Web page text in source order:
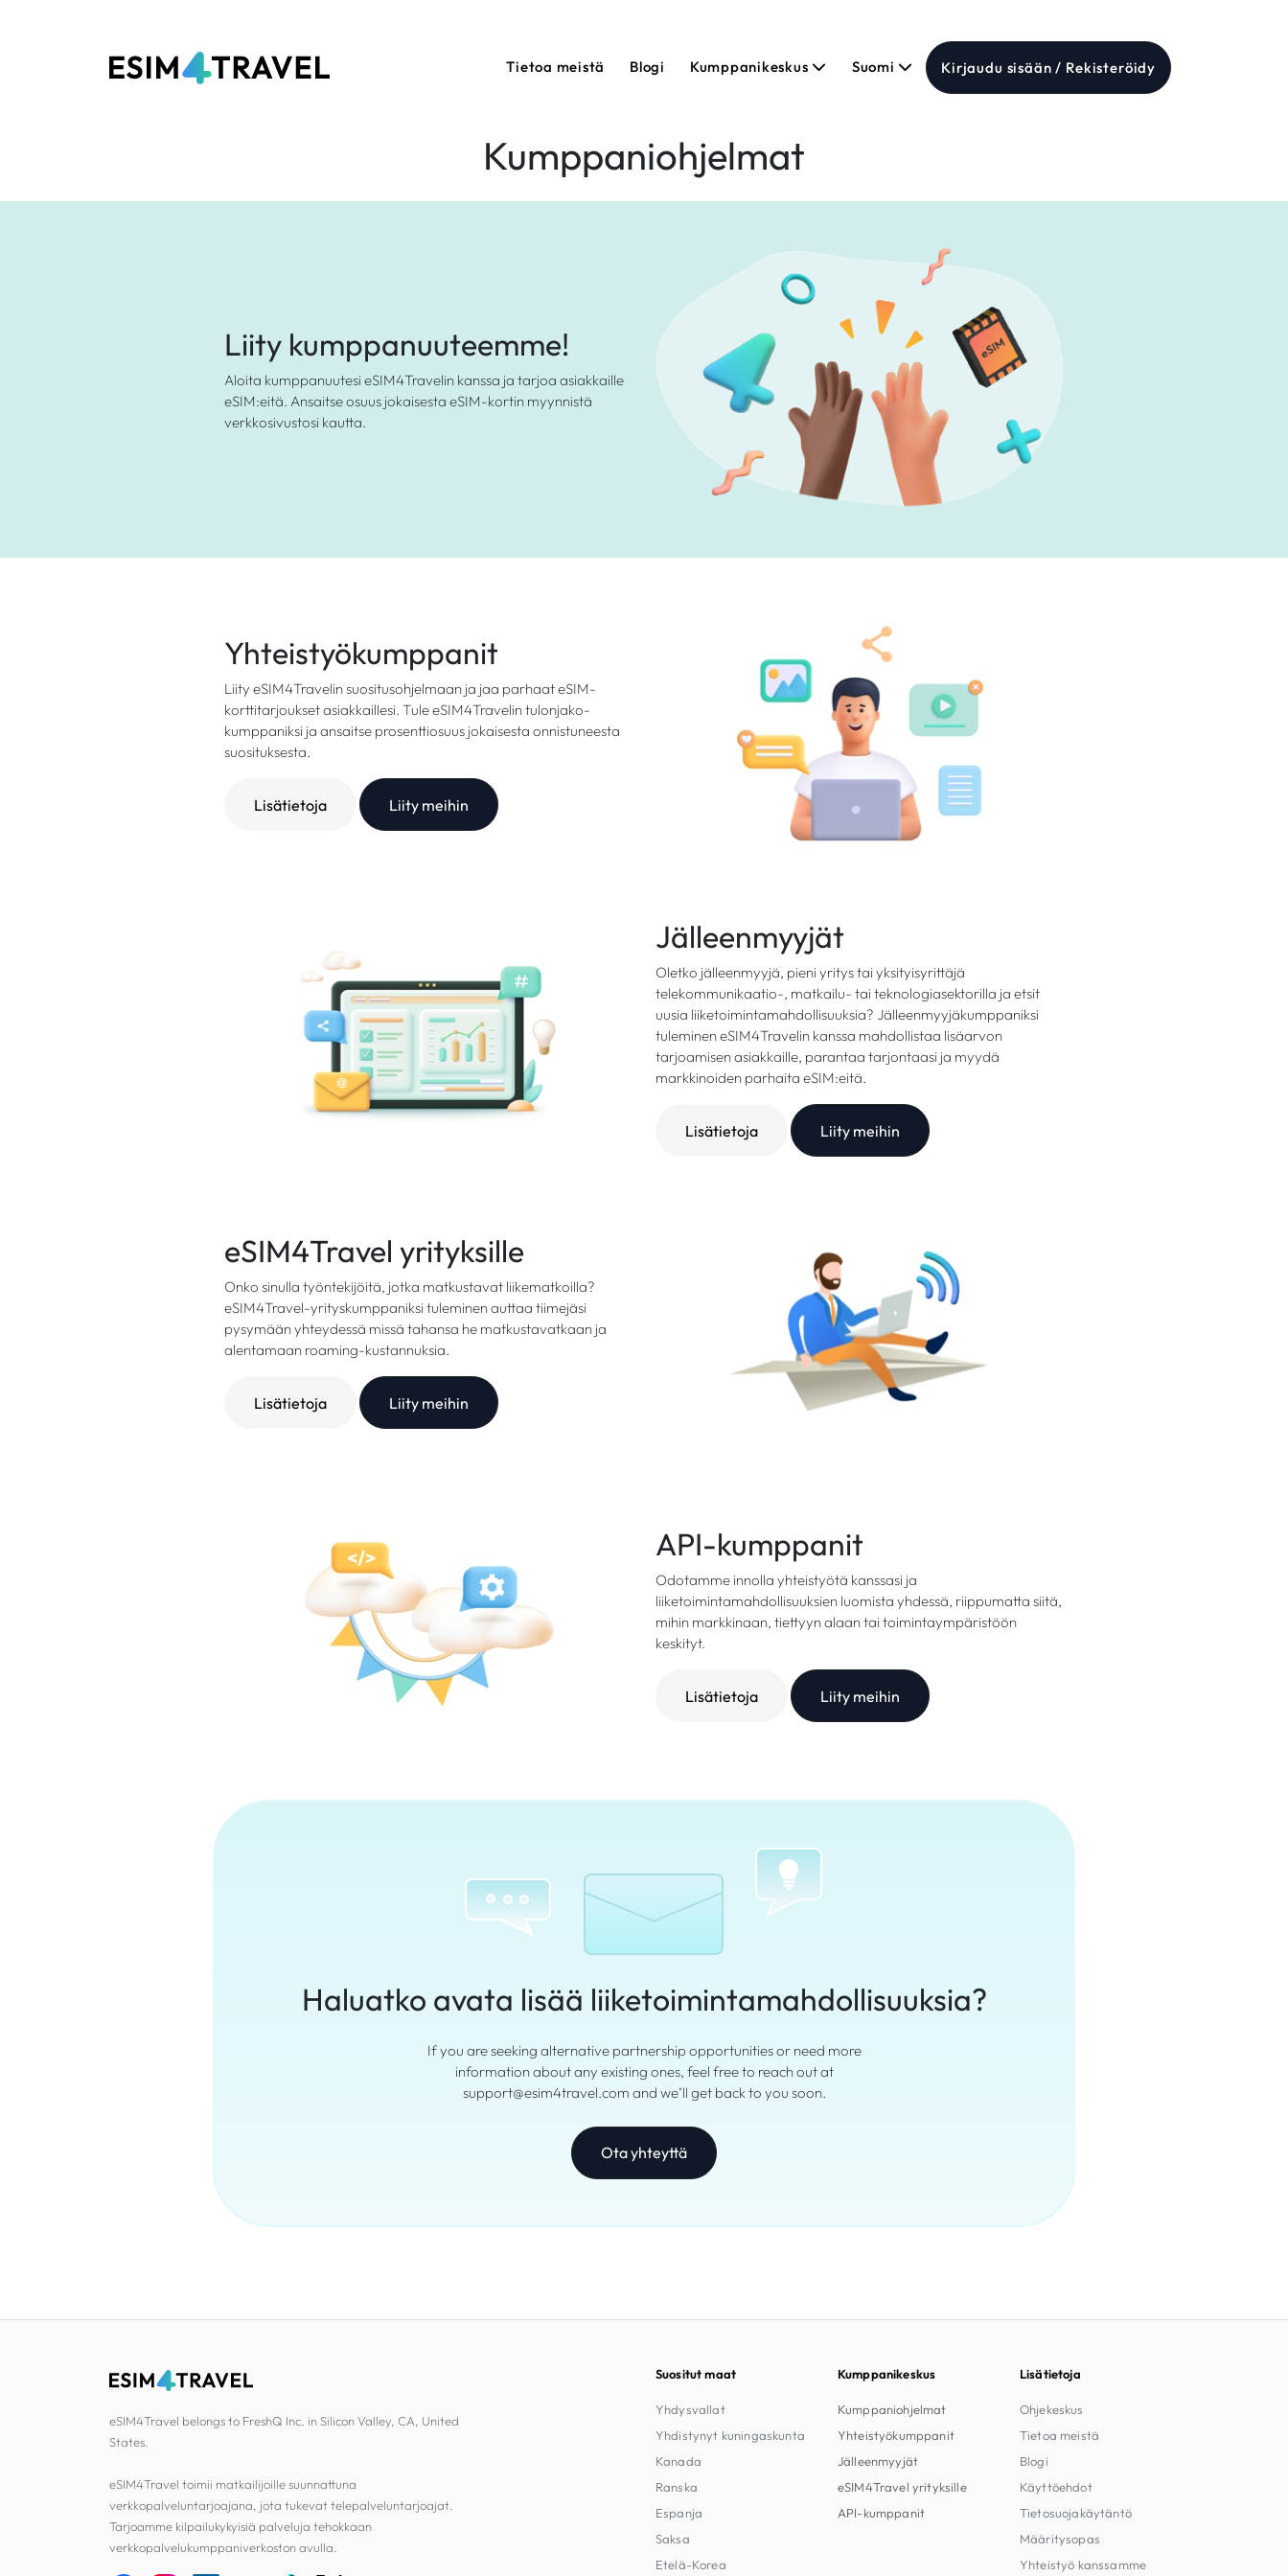
Tietoa meistä Blogi Kumppanikeskus Suomi Kirjaudu sisään / Rekisteröidy
Kumppaniohjelmat
Liity kumppanuuteemme!
Aloita kumppanuutesi eSIM4Travelin kanssa ja tarjoa asiakkaille
eSIM:eitä. Ansaitse osuus jokaisesta eSIM-kortin myynnistä
verkkosivustosi kautta.
Yhteistyökumppanit
Liity eSIM4Travelin suositusohjelmaan ja jaa parhaat eSIM-
korttitarjoukset asiakkaillesi. Tule eSIM4Travelin tulonjako-
kumppaniksi ja ansaitse prosenttiosuus jokaisesta onnistuneesta
suosituksesta.
Lisätietoja Liity meihin
Jälleenmyyjät
Oletko jälleenmyyjä, pieni yritys tai yksityisyrittäjä
telekommunikaatio-, matkailu- tai teknologiasektorilla ja etsit
uusia liiketoimintamahdollisuuksia? Jälleenmyyjäkumppaniksi
tuleminen eSIM4Travelin kanssa mahdollistaa lisäarvon
tarjoamisen asiakkaille, parantaa tarjontaasi ja myydä
markkinoiden parhaita eSIM:eitä.
Lisätietoja Liity meihin
eSIM4Travel yrityksille
Onko sinulla työntekijöitä, jotka matkustavat liikematkoilla?
eSIM4Travel-yrityskumppaniksi tuleminen auttaa tiimejäsi
pysymään yhteydessä missä tahansa he matkustavatkaan ja
alentamaan roaming-kustannuksia.
Lisätietoja Liity meihin
API-kumppanit
Odotamme innolla yhteistyötä kanssasi ja
liiketoimintamahdollisuuksien luomista yhdessä, riippumatta siitä,
mihin markkinaan, tiettyyn alaan tai toimintaympäristöön
keskityt.
Lisätietoja Liity meihin
Haluatko avata lisää liiketoimintamahdollisuuksia?
If you are seeking alternative partnership opportunities or need more
information about any existing ones, feel free to reach out at
support@esim4travel.com and we’ll get back to you soon.
Ota yhteyttä
eSIM4Travel belongs to FreshQ Inc. in Silicon Valley, CA, United
States.
eSIM4Travel toimii matkailijoille suunnattuna
verkkopalveluntarjoajana, jota tukevat telepalveluntarjoajat.
Tarjoamme kilpailukykyisiä palveluja tehokkaan
verkkopalvelukumppaniverkoston avulla.
Suositut maat
Yhdysvallat
Yhdistynyt kuningaskunta
Kanada
Ranska
Espanja
Saksa
Etelä-Korea
Kumppanikeskus
Kumppaniohjelmat
Yhteistyökumppanit
Jälleenmyyjät
eSIM4Travel yrityksille
API-kumppanit
Lisätietoja
Ohjekeskus
Tietoa meistä
Blogi
Käyttöehdot
Tietosuojakäytäntö
Määritysopas
Yhteistyö kanssamme